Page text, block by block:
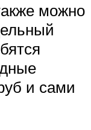
можно
и сами